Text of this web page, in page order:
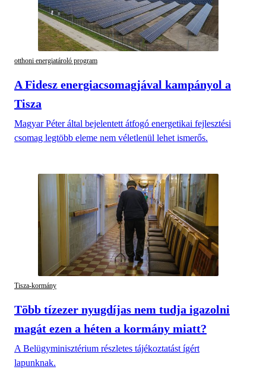
otthoni energiatároló program
A Fidesz energiacsomagjával kampányol a
Tisza
Magyar Péter által bejelentett átfogó energetikai fejlesztési
csomag legtöbb eleme nem véletlenül lehet ismerős.
Tisza-kormány
Több tízezer nyugdíjas nem tudja igazolni
magát ezen a héten a kormány miatt?
A Belügyminisztérium részletes tájékoztatást ígért
lapunknak.